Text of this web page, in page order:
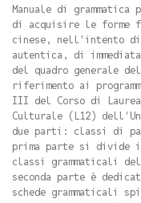
Manuale di
di acquisire le forme
cinese, nell'intento
autentica, di
del quadro generale
riferimento ai
III del Corso di
Culturale (L12)
due parti: classi di
prima parte si divide
classi grammaticali
seconda parte è
schede grammaticali